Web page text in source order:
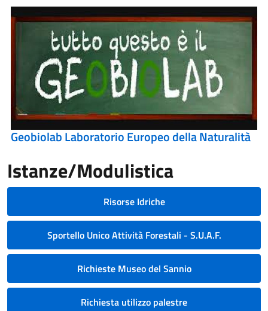
Geobiolab Laboratorio Europeo della Naturalità
Istanze/Modulistica
Risorse Idriche
Sportello Unico Attività Forestali - S.U.A.F.
Richieste Museo del Sannio
Richiesta utilizzo palestre